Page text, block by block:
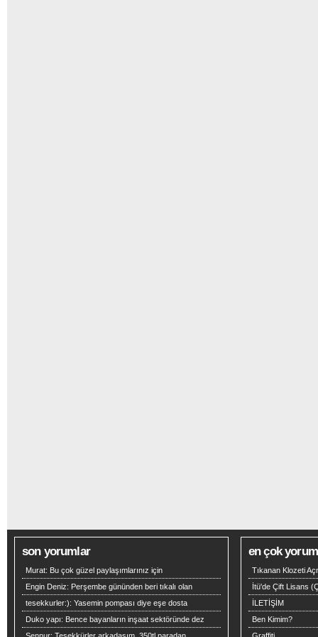
son yorumlar
Murat: Bu çok güzel paylaşımlarınız için
Engin Deniz: Perşembe gününden beri tıkalı olan
tesekkurler:): Yasemin pompası diye eşe dosta
Duko yapı: Bence bayanların inşaat sektöründe dez
en çok
Tıkanan Klozeti
İtü'de Çift Lisans
İLETİŞİM
Ben Kimim?